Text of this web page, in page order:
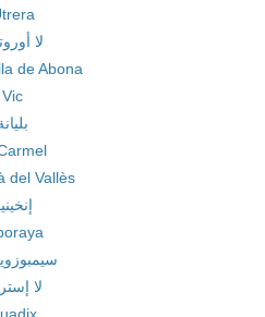
لا
de Abona
Vic
del Vallès
لا